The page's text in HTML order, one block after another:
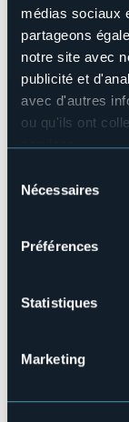
médias sociaux
partageons
notre site avec
publicité et
avec d'autres
ou qu'ils ont
services.
manière de les
Nécessaires
Préférences
Statistiques
Marketing
Organisateur
Grotta di Babbo
Lieu de
P.zza XXIV Maggio
Téléphone
+39
lun a ven dalle
https://
babbo-natale-